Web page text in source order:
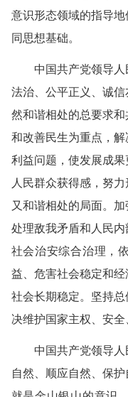
意识形态领域的指导
同思想基础。
中国共产党领导
法治、公平正义、诚
然和谐相处的总要求
和改善民生为重点，
利益问题，使发展成
人民群众获得感，努
又和谐相处的局面。
处理敌我矛盾和人民
社会治安综合治理，
益、危害社会稳定和
社会长期稳定。坚持
决维护国家主权、安全
中国共产党领导
自然、顺应自然、保